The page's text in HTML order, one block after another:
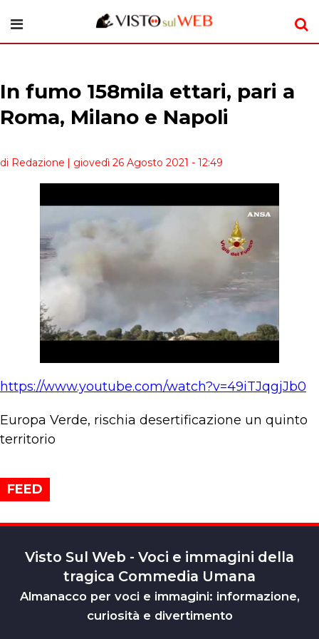
In fumo 158mila ettari, pari a
Roma, Milano e Napoli
di Redazione | giovedì 26 Agosto 2021 - 12:49
https://www.youtube.com/watch?v=49iTJqgjJb0
Europa Verde, rischia desertificazione un quinto
territorio
FEED
Visto Sul Web - Voci e immagini della
tragica Commedia Umana
Almanacco per voci e immagini: informazione,
curiosità e divertimento